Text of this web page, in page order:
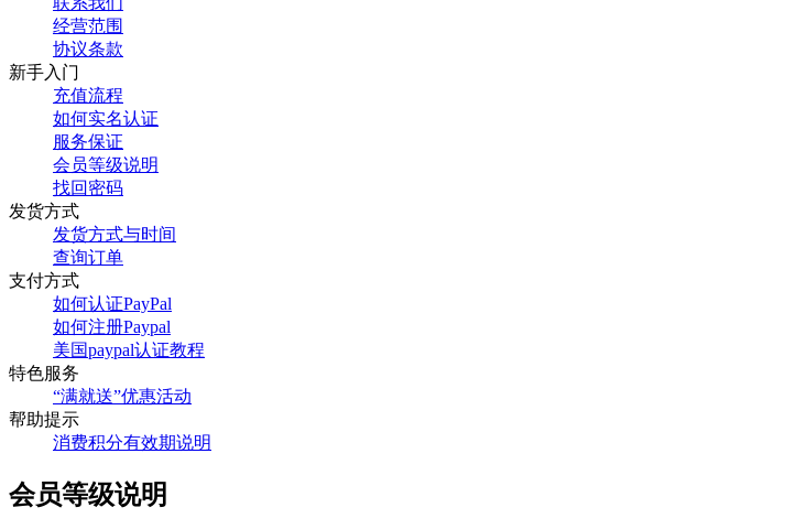
经营范围
协议条款
新手入门
充值流程
如何实名认证
服务保证
会员等级说明
找回密码
发货方式
发货方式与时间
查询订单
支付方式
如何认证PayPal
如何注册Paypal
美国paypal认证教程
特色服务
“满就送”优惠活动
帮助提示
消费积分有效期说明
会员等级说明